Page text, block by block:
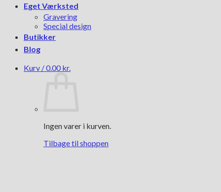
Eget Værksted
Gravering
Special design
Butikker
Blog
Kurv /0.00 kr.
Ingen varer i kurven.
Tilbage til shoppen